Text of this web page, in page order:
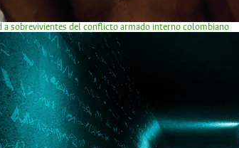
a sobrevivientes del conflicto armado interno colombiano